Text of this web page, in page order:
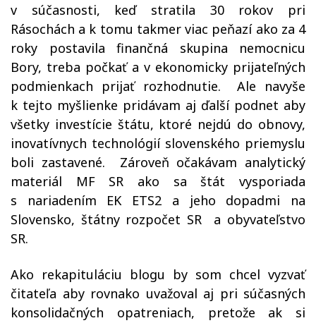
v súčasnosti, keď stratila 30 rokov pri
Rásochách a k tomu takmer viac peňazí ako za 4
roky postavila finančná skupina nemocnicu
Bory, treba počkať a v ekonomicky prijateľných
podmienkach prijať rozhodnutie.
Ale navyše
k tejto myšlienke pridávam aj ďalší podnet aby
všetky investície štátu, ktoré nejdú do obnovy,
inovatívnych technológií slovenského priemyslu
boli zastavené.
Zároveň očakávam analytický
materiál MF SR ako sa štát vysporiada
s nariadením EK ETS2 a jeho dopadmi na
Slovensko, štátny rozpočet SR
a obyvateľstvo
SR.
Ako rekapituláciu blogu by som chcel vyzvať
čitateľa aby rovnako uvažoval aj pri súčasných
konsolidačných opatreniach, pretože ak si